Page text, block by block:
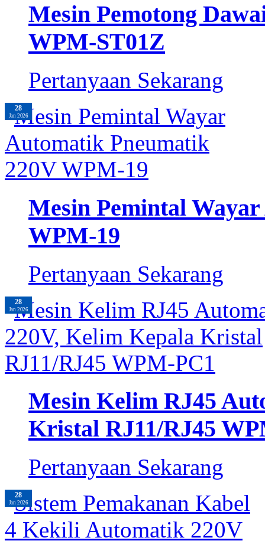
Mesin Pemotong
WPM-ST01Z
Pertanyaan Sekarang
28
Jan 2026
Mesin Pemintal
WPM-19
Pertanyaan Sekarang
28
Jan 2026
Mesin Kelim RJ45
Kristal RJ11/RJ45
Pertanyaan Sekarang
28
Jan 2026